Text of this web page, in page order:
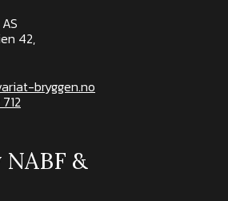
42,
bryggen.no
&